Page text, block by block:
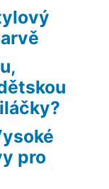
pro